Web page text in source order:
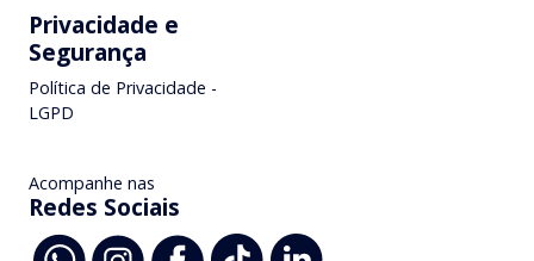
Privacidade e
Segurança
Política de Privacidade -
LGPD
Acompanhe nas
Redes Sociais